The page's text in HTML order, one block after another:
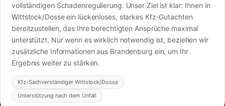
vollständigen Schadenregulierung. Unser Ziel ist klar: Ihnen in
Wittstock/Dosse ein lückenloses, starkes Kfz-Gutachten
bereitzustellen, das Ihre berechtigten Ansprüche maximal
unterstützt. Nur wenn es wirklich notwendig ist, beziehen wir
zusätzliche Informationen aus Brandenburg ein, um Ihr
Ergebnis weiter zu stärken.
Kfz-Sachverständiger Wittstock/Dosse
Unterstützung nach dem Unfall